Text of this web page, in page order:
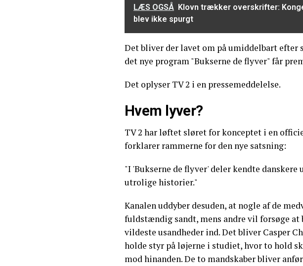
LÆS OGSÅ Klovn trækker overskrifter:
blev ikke spurgt
Det bliver der lavet om på umiddelbart efter
det nye program "Bukserne de flyver" får
Det oplyser TV 2 i en pressemeddelelse.
Hvem lyver?
TV 2 har løftet sløret for konceptet i en
forklarer rammerne for den nye satsning:
"I 'Bukserne de flyver' deler kendte danskere
utrolige historier."
Kanalen uddyber desuden, at nogle af de
fuldstændig sandt, mens andre vil forsøge at
vildeste usandheder ind. Det bliver Casper
holde styr på løjerne i studiet, hvor to hold
mod hinanden. De to mandskaber bliver